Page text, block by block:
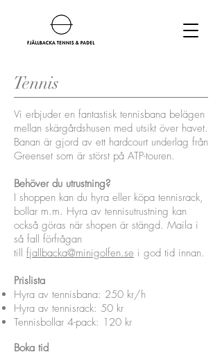
Tennis
Vi erbjuder en fantastisk tennisbana belägen
mellan skärgårdshusen med utsikt över havet.
Banan är gjord av ett hardcourt underlag från
Greenset som är störst på ATP-touren.
Behöver du utrustning?
I shoppen kan du hyra eller köpa tennisrack,
bollar m.m. Hyra av tennisutrustning kan
också göras när shopen är stängd. Maila i
så fall förfrågan
till fjallbacka@minigolfen.se i god tid innan.
Prislista
Hyra av tennisbana: 250 kr/h
Hyra av tennisrack: 50 kr
Tennisbollar 4-pack: 120 kr
Boka tid